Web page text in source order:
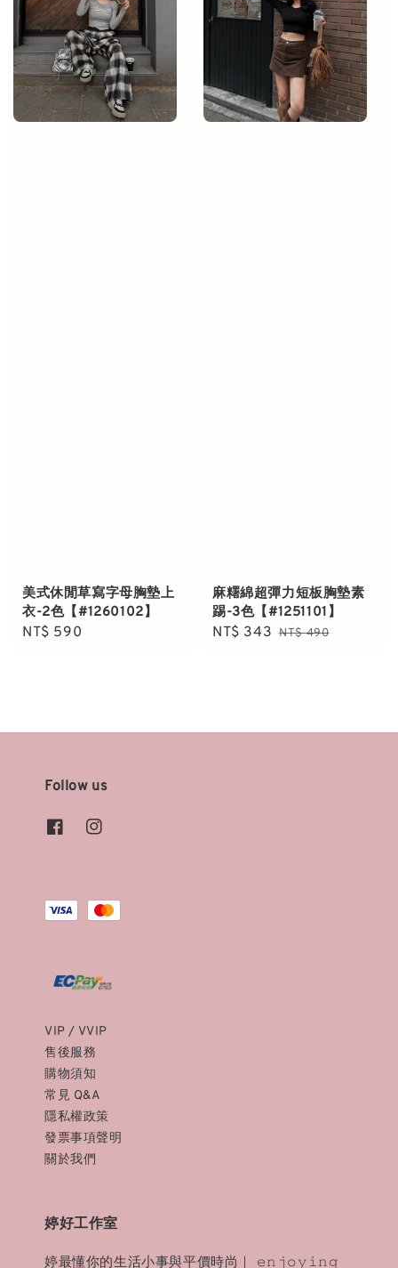
美式休閒草寫字母胸墊上
衣-2色【#1260102】
Regular
NT$ 590
麻糬綿超彈力短板胸墊素
踢-3色【#1251101】
Sale
NT$ 343 Regular
NT$ 490
Follow us
VIP / VVIP
售後服務
購物須知
常見 Q&A
隱私權政策
發票事項聲明
關於我們
婷好工作室
婷最懂你的生活小事與平價時尚｜ 𝚎𝚗𝚓𝚘𝚢𝚒𝚗𝚐